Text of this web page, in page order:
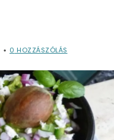
• 0 HOZZÁSZÓLÁS